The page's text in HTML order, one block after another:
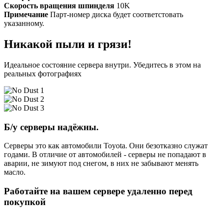
Скорость вращения шпинделя 10K
Примечание Парт-номер диска будет соответстовать
указанному.
Никакой пыли и грязи!
Идеальное состояние сервера внутри. Убедитесь в этом на
реальных фотографиях
Б/у серверы надёжны.
Серверы это как автомобили Toyota. Они безотказно служат
годами. В отличие от автомобилей - серверы не попадают в
аварии, не зимуют под снегом, в них не забывают менять
масло.
Работайте на вашем сервере удаленно перед
покупкой